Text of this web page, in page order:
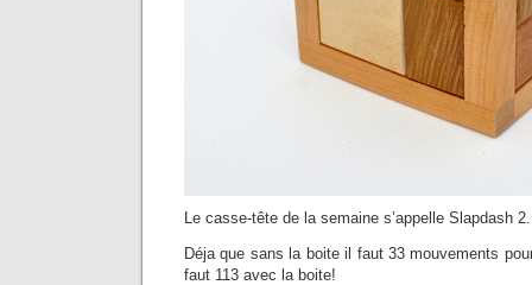
Le casse-tête de la semaine s’appelle Slapdash 2.
Déja que sans la boite il faut 33 mouvements
faut 113 avec la boite!